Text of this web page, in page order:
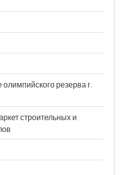
резерва г.
строительных и